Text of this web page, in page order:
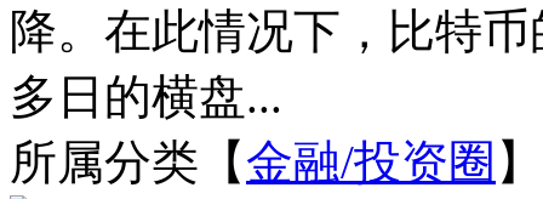
降。在此情况下，比特
多日的横盘...
所属分类【金融/投资圈 】